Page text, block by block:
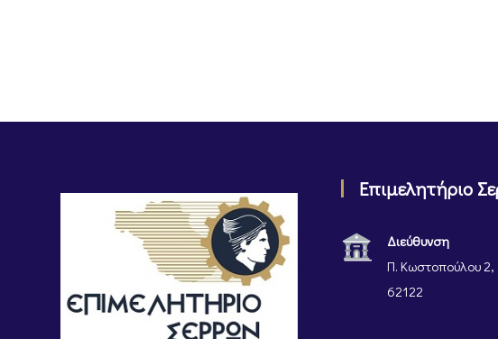
Επιμελητήριο
Διεύθυνση
Π. Κωστοπούλου 2,
62122